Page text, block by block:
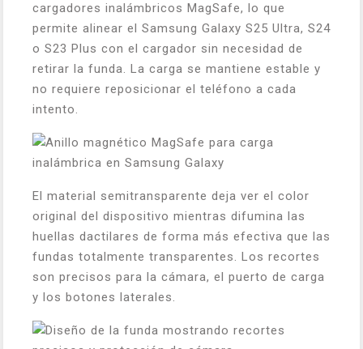
cargadores inalámbricos MagSafe, lo que
permite alinear el Samsung Galaxy S25 Ultra, S24
o S23 Plus con el cargador sin necesidad de
retirar la funda. La carga se mantiene estable y
no requiere reposicionar el teléfono a cada
intento.
El material semitransparente deja ver el color
original del dispositivo mientras difumina las
huellas dactilares de forma más efectiva que las
fundas totalmente transparentes. Los recortes
son precisos para la cámara, el puerto de carga
y los botones laterales.